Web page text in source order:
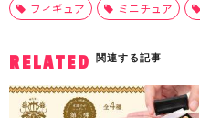
フィギュア ミニチュア
RELATED 関連する記事